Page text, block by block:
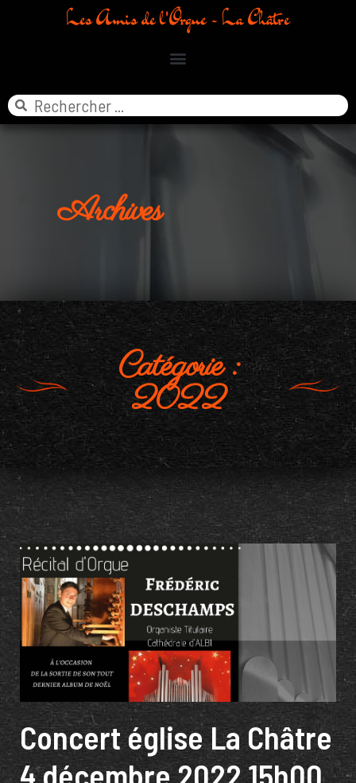
Les Amis de l'Orgue - La Châtre
Archives
Catégorie :
2022
Concert église La Châtre
4 décembre 2022 15h00